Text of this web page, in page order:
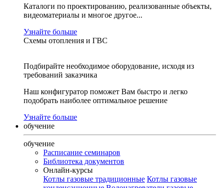
Каталоги по проектированию, реализованные объекты,
видеоматериалы и многое другое...
Узнайте больше
Схемы отопления и ГВС
Подбирайте необходимое оборудование, исходя из
требований заказчика
Наш конфигуратор поможет Вам быстро и легко
подобрать наиболее оптимальное решение
Узнайте больше
обучение
обучение
Расписание семинаров
Библиотека документов
Онлайн-курсы
Котлы газовые традиционные Котлы газовые